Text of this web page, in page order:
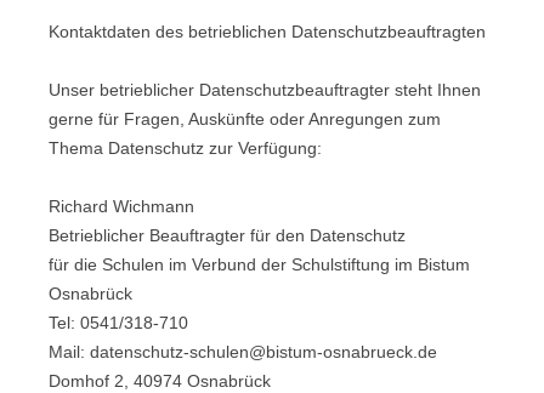
Kontaktdaten des betrieblichen Datenschutzbeauftragten
Unser betrieblicher Datenschutzbeauftragter steht Ihnen
gerne für Fragen, Auskünfte oder Anregungen zum
Thema Datenschutz zur Verfügung:
Richard Wichmann
Betrieblicher Beauftragter für den Datenschutz
für die Schulen im Verbund der Schulstiftung im Bistum
Osnabrück
Tel: 0541/318-710
Mail: datenschutz-schulen@bistum-osnabrueck.de
Domhof 2, 40974 Osnabrück